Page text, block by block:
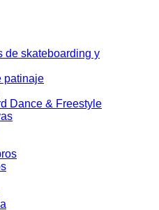
de skateboarding y
patinaje
Dance & Freestyle